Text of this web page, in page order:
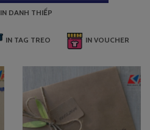
IN DANH THIẾP
IN TAG TREO IN VOUCHER